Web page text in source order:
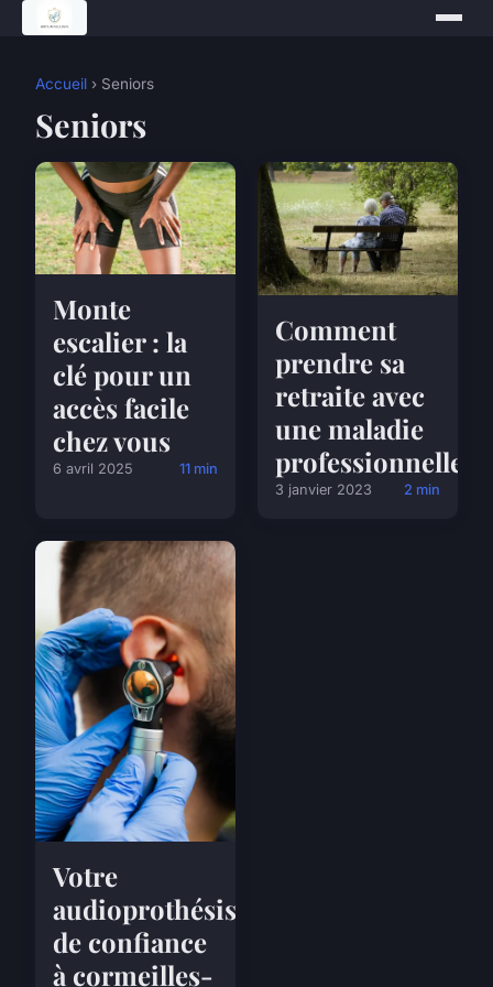
Accueil › Seniors
Seniors
Monte
escalier : la
clé pour un
accès facile
chez vous
6 avril 2025 11 min
Comment
prendre sa
retraite avec
une maladie
professionnelle ?
3 janvier 2023 2 min
Votre
audioprothésiste
de confiance
à cormeilles-